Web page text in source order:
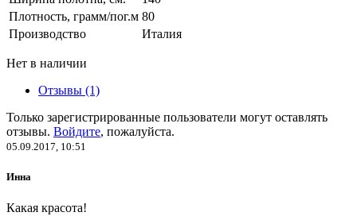
Плотность, грамм/пог.м 80
Производство
Италия
Нет в наличии
Отзывы (1)
Только зарегистрированные пользователи могут оставлять
отзывы. Войдите, пожалуйста.
05.09.2017, 10:51
Инна
Какая красота!